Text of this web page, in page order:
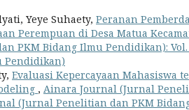
Yeye Suhaety, Peranan
Perempuan di Desa Matua
PKM Bidang Ilmu Pendidikan):
Pendidikan)
Evaluasi Kepercayaan Mahasiswa
, Ainara Journal (Jurnal
(Jurnal Penelitian dan PKM